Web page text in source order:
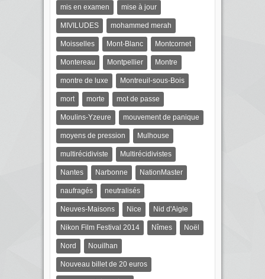
mis en examen mise à jour
MIVILUDES mohammed merah
Moisselles Mont-Blanc Montcornet
Montereau Montpellier Montre
montre de luxe Montreuil-sous-Bois
mort morte mot de passe
Moulins-Yzeure mouvement de panique
moyens de pression Mulhouse
multirécidiviste Multirécidivistes
Nantes Narbonne NationMaster
naufragés neutralisés
Neuves-Maisons Nice Nid d'Aigle
Nikon Film Festival 2014 Nîmes Noël
Nord Nouilhan
Nouveau billet de 20 euros